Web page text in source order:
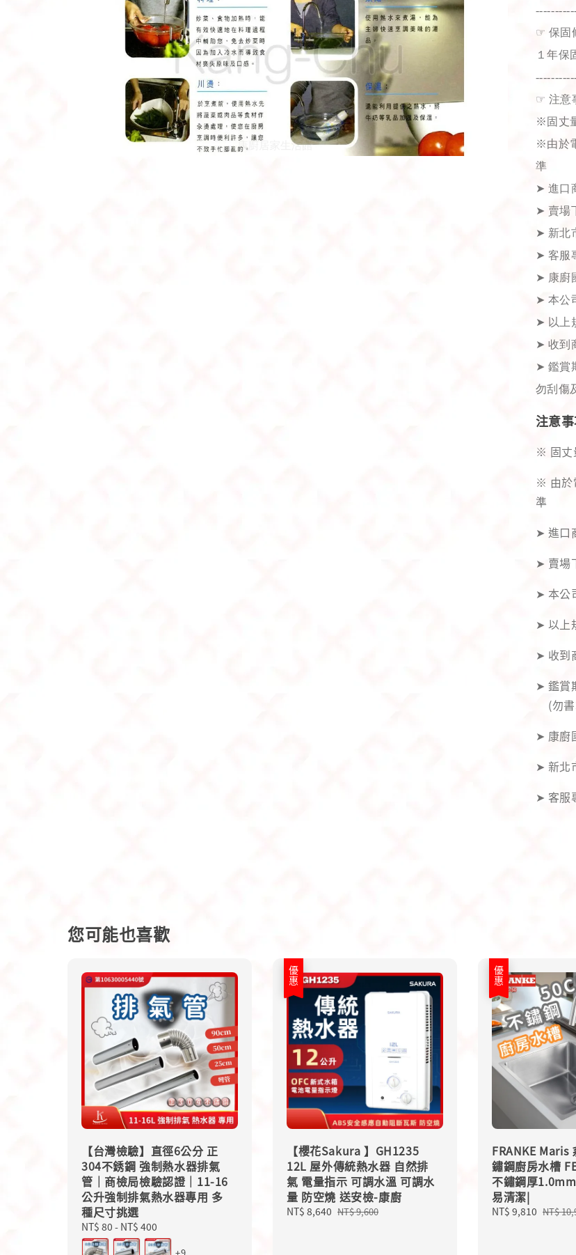
☞ 保固
１年保
☞ 注意
※固丈
※由於
準
➤ 進口
➤ 賣場
➤ 新北
➤ 客服
➤ 康廚
➤ 本公
➤ 以上
➤ 收到
➤ 鑑賞
勿刮傷
注意
※ 固丈
※ 由於
準
➤ 進口
➤ 賣場
➤ 本公
➤ 以上
➤ 收到
➤ 鑑賞
(勿書
➤ 康廚
➤ 新北
➤ 客服
您可能也喜歡
【台灣檢驗】直徑6公分 正
304不銹鋼 強制熱水器排氣
管｜商檢局檢驗認證｜11-16
公升強制排氣熱水器專用 多
種尺寸挑選
Regular
price
NT$ 80 - NT$ 400
+9
優惠
【櫻花Sakura 】GH1235
12L 屋外傳統熱水器 自然排
氣 電量指示 可調水溫 可調水
量 防空燒 送安檢-康廚
Sale
NT$ 8,640 Regular
NT$ 9,600
優惠
FRANKE Maris
鏽鋼廚房水槽
不鏽鋼厚
易清潔|
Sale
NT$ 9,810 NT$